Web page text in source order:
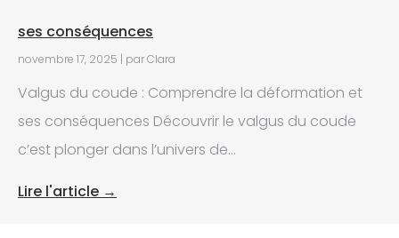
ses conséquences
novembre 17, 2025 | par Clara
Valgus du coude : Comprendre la déformation et
ses conséquences Découvrir le valgus du coude
c’est plonger dans l’univers de...
Lire l'article →